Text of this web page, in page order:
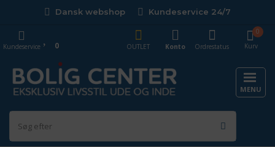
Dansk webshop Kundeservice 24/7
Kurv
0
OUTLET
Konto Ordrestatus
Kundeservice 0
MENU